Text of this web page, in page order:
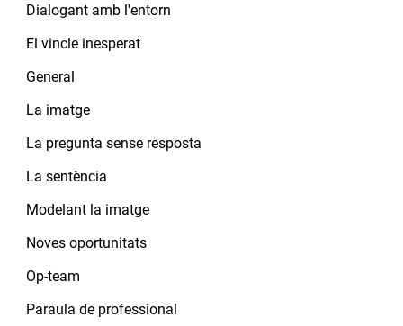
Dialogant amb l'entorn
El vincle inesperat
General
La imatge
La pregunta sense resposta
La sentència
Modelant la imatge
Noves oportunitats
Op-team
Paraula de professional